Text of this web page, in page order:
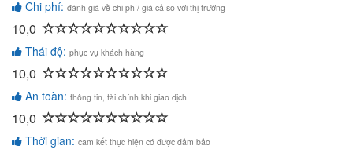
Chi phí: đánh giá về chi phí/ giá cả so với thị trường
10,0
Thái độ: phục vụ khách hàng
10,0
An toàn: thông tin, tài chính khi giao dịch
10,0
Thời gian: cam kết thực hiện có được đảm bảo